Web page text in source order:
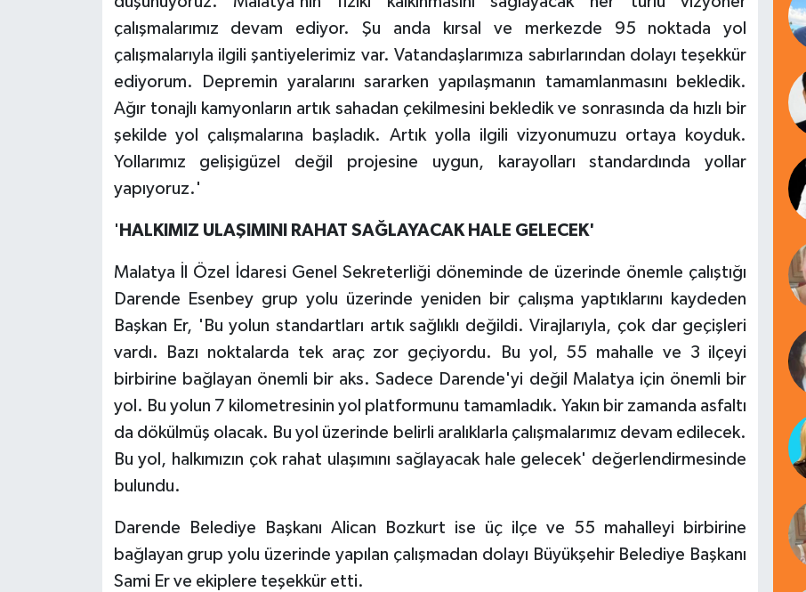
çalışmalarımız devam ediyor. Şu anda kırsal ve merkezde 95 noktada yol
çalışmalarıyla ilgili şantiyelerimiz var. Vatandaşlarımıza sabırlarından dolayı teşekkür
ediyorum. Depremin yaralarını sararken yapılaşmanın tamamlanmasını bekledik.
Ağır tonajlı kamyonların artık sahadan çekilmesini bekledik ve sonrasında da hızlı bir
şekilde yol çalışmalarına başladık. Artık yolla ilgili vizyonumuzu ortaya koyduk.
Yollarımız gelişigüzel değil projesine uygun, karayolları standardında yollar
yapıyoruz.'
' HALKIMIZ ULAŞIMINI RAHAT SAĞLAYACAK HALE GELECEK'
Malatya İl Özel İdaresi Genel Sekreterliği döneminde de üzerinde önemle çalıştığı
Darende Esenbey grup yolu üzerinde yeniden bir çalışma yaptıklarını kaydeden
Başkan Er, 'Bu yolun standartları artık sağlıklı değildi. Virajlarıyla, çok dar geçişleri
vardı. Bazı noktalarda tek araç zor geçiyordu. Bu yol, 55 mahalle ve 3 ilçeyi
birbirine bağlayan önemli bir aks. Sadece Darende'yi değil Malatya için önemli bir
yol. Bu yolun 7 kilometresinin yol platformunu tamamladık. Yakın bir zamanda asfaltı
da dökülmüş olacak. Bu yol üzerinde belirli aralıklarla çalışmalarımız devam edilecek.
Bu yol, halkımızın çok rahat ulaşımını sağlayacak hale gelecek' değerlendirmesinde
bulundu.
Darende Belediye Başkanı Alican Bozkurt ise üç ilçe ve 55 mahalleyi birbirine
bağlayan grup yolu üzerinde yapılan çalışmadan dolayı Büyükşehir Belediye Başkanı
Sami Er ve ekiplere teşekkür etti.